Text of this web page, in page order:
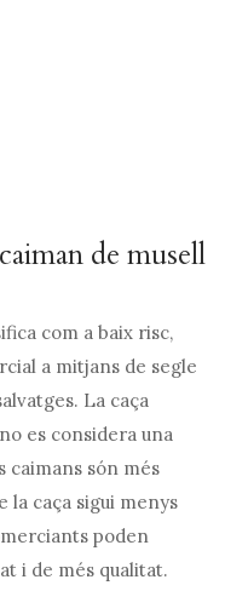
de musell
com a baix risc,
a mitjans de segle
La caça
es considera una
caimans són més
la caça sigui menys
poden
i de més qualitat.